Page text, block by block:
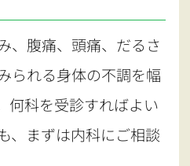
、腹痛、頭痛、だるさ
られる身体の不調を幅
何科を受診すればよい
、まずは内科にご相談